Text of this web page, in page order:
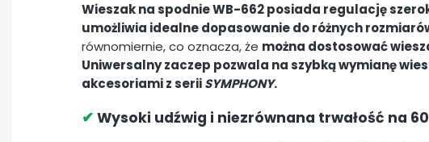
Wieszak na spodnie WB-662 posiada regulację
umożliwia idealne dopasowanie do różnych
równomiernie, co oznacza, że można dostosować
Uniwersalny zaczep pozwala na szybką wymianę
akcesoriami z seriiSYMPHONY.
✔ Wysoki udźwig i niezrównana trwałość na